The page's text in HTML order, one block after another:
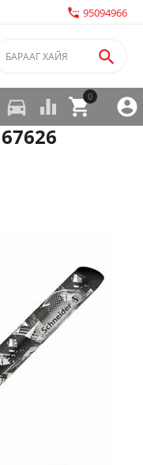
settings_phone 95094966


0

directions_car 